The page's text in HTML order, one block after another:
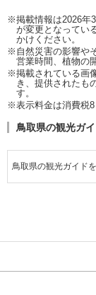
※掲載情報は2026年
が変更となってい
かけください。
※自然災害の影響や
営業時間、植物の
※掲載されている画
き、提供されたも
す。
※表示料金は消費税8
鳥取県の観光ガ
鳥取県の観光ガイド